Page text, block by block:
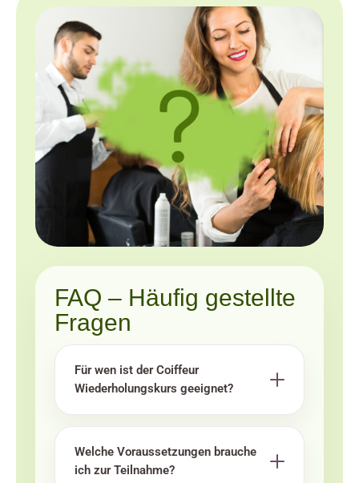
FAQ – Häufig gestellte
Fragen
Für wen ist der Coiffeur
Wiederholungskurs geeignet?
Welche Voraussetzungen brauche
ich zur Teilnahme?